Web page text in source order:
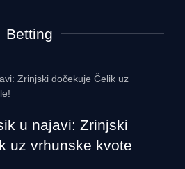
Betting
u najavi: Zrinjski
uz vrhunske kvote